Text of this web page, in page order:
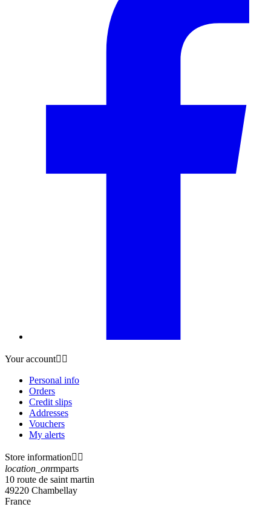
Your account 
Personal info
Orders
Credit slips
Addresses
Vouchers
My alerts
Store information 
location_onrmparts
10 route de saint martin
49220 Chambellay
France